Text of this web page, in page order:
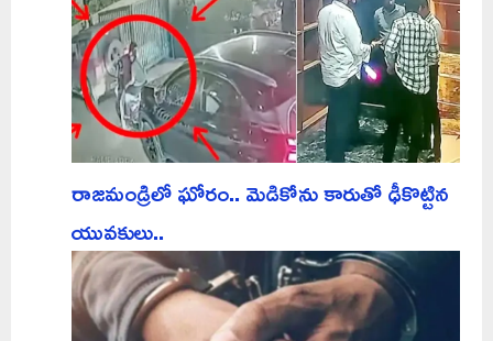
రాజమండ్రిలో ఘోరం.. మెడికోను కారుతో ఢీకొట్టిన
యువకులు..